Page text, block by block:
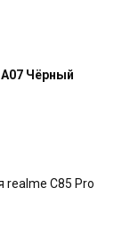
Чёрный